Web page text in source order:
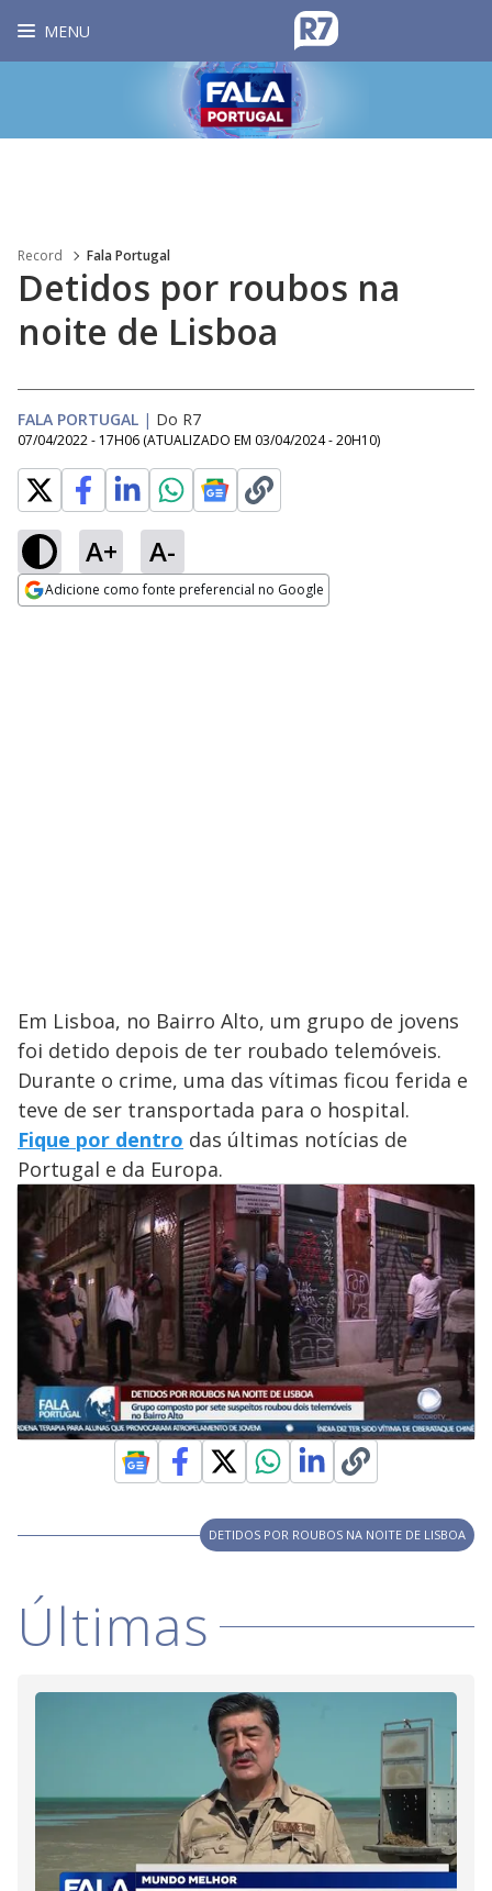
MENU
Record Fala Portugal
Detidos por roubos na
noite de Lisboa
FALA PORTUGAL | Do R7
07/04/2022 - 17H06 (ATUALIZADO EM 03/04/2024 - 20H10)
A+ A-
Adicione como fonte preferencial no Google
Em Lisboa, no Bairro Alto, um grupo de jovens
foi detido depois de ter roubado telemóveis.
Durante o crime, uma das vítimas ficou ferida e
teve de ser transportada para o hospital.
Fique por dentro das últimas notícias de
Portugal e da Europa.
DETIDOS POR ROUBOS NA NOITE DE LISBOA
Últimas